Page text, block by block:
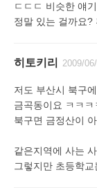
ㄷㄷㄷ 비슷한 얘
정말 있는 걸까요?
히토키리 2009/
저도 부산시 북구
금곡동이요 ㅋㅋㅋ
북구면 금정산이
같은지역에 사는
그렇지만 초등학교